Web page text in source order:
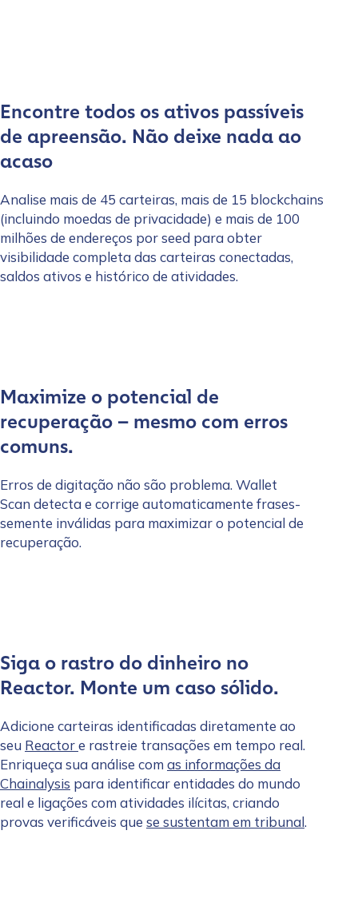
Encontre todos os ativos passíveis
de apreensão. Não deixe nada ao
acaso
Analise mais de 45 carteiras, mais de 15 blockchains
(incluindo moedas de privacidade) e mais de 100
milhões de endereços por seed para obter
visibilidade completa das carteiras conectadas,
saldos ativos e histórico de atividades.
Maximize o potencial de
recuperação – mesmo com erros
comuns.
Erros de digitação não são problema. Wallet
Scan detecta e corrige automaticamente frases-
semente inválidas para maximizar o potencial de
recuperação.
Siga o rastro do dinheiro no
Reactor. Monte um caso sólido.
Adicione carteiras identificadas diretamente ao
seu Reactore rastreie transações em tempo real.
Enriqueça sua análise com as informações da
Chainalysis para identificar entidades do mundo
real e ligações com atividades ilícitas, criando
provas verificáveis que se sustentam em tribunal.